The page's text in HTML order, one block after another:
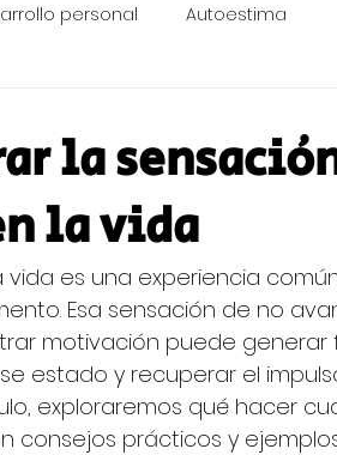
personal Autoestima
la
la vida
vida es una experiencia
Esa sensación de no
motivación puede generar
estado y recuperar el
exploraremos qué hacer
consejos prácticos y